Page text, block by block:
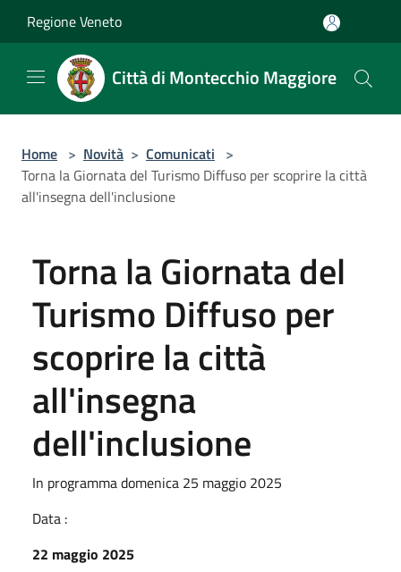
Regione Veneto
Città di Montecchio Maggiore
Home > Novità > Comunicati >
Torna la Giornata del Turismo Diffuso per scoprire la città
all'insegna dell'inclusione
Torna la Giornata del
Turismo Diffuso per
scoprire la città
all'insegna
dell'inclusione
In programma domenica 25 maggio 2025
Data :
22 maggio 2025